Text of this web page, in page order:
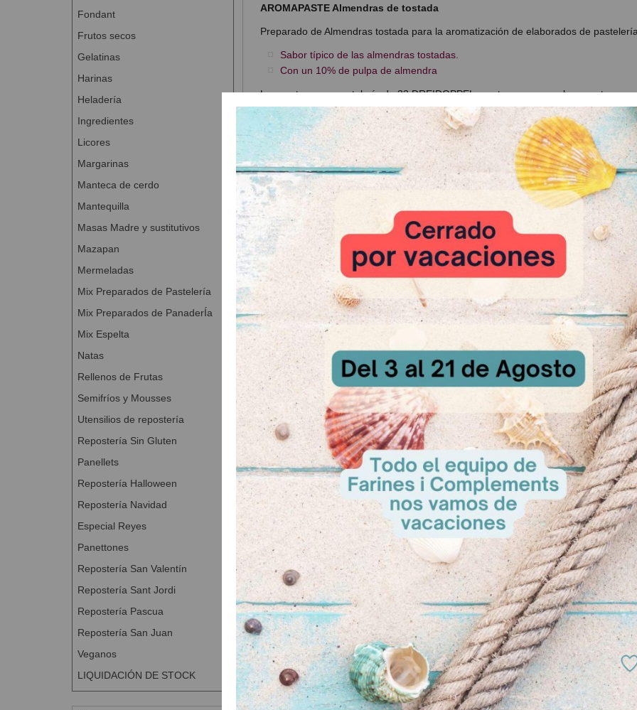
Fondant
Frutos secos
Gelatinas
Harinas
Heladería
Ingredientes
Licores
Margarinas
Manteca de cerdo
Mantequilla
Masas Madre y sustitutivos
Mazapan
Mermeladas
Mix Preparados de Pastelería
Mix Preparados de PanaderÍa
Mix Espelta
Natas
Rellenos de Frutas
Semifríos y Mousses
Utensilios de repostería
Repostería Sin Gluten
Panellets
Repostería Halloween
Repostería Navidad
Especial Reyes
Panettones
Repostería San Valentín
Repostería Sant Jordi
Repostería Pascua
Repostería San Juan
Veganos
LIQUIDACIÓN DE STOCK
AROMAPASTE Almendras de tostada
Preparado de Almendras tostada para la aromatización de elaborados de
Sabor típico de las almendras tostadas.
Con un 10% de pulpa de almendra
Las pastas para pastelería de 33 DREIDOPPEL aportan un gran sabor a natas y
ligera.
Características:
Aroma de pasta de almendras con un toque amargo.
Dosificación: 50 gr. x 1000 gr.
Vegano | Sin gluten | Con certificado kosher
Presentación: Bote de 1 Kg.
Productos Relacionados
Base tarta 40 x 1cm
A Consultar
Base tarta 25 x 1cm
A Consultar
Caja para
A